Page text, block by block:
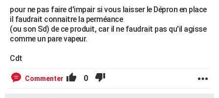
pour ne pas faire d'impair si vous laisser le Dépron en place
il faudrait connaitre la perméance
(ou son Sd) de ce produit, car il ne faudrait pas qu'il agisse
comme un pare vapeur.
Cdt
Commenter 0